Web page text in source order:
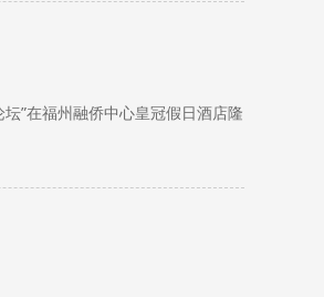
”在福州融侨中心皇冠假日酒店隆